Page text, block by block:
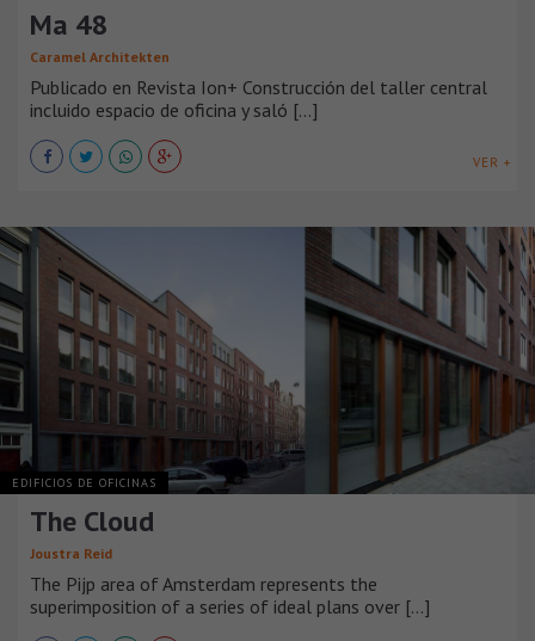
Ma 48
Caramel Architekten
Publicado en Revista Ion+ Construcción del taller central
incluido espacio de oficina y saló [...]
VER +
EDIFICIOS DE OFICINAS
The Cloud
Joustra Reid
The Pijp area of Amsterdam represents the
superimposition of a series of ideal plans over [...]